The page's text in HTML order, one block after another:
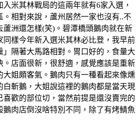
米其林戰局的這兩年就有6家入選，
。相對來說，蘆州居然一家也沒有..不
蘆洲還怎樣(笑)。碧潭橋頭鵝肉就在新
同樣今年新入選米其林必比登，我早前
」隔著大馬路相對。胃口好的，食量大
。店面很新，很舒適，感覺應該是重新
大姐頗客氣。鵝肉只有一種看起來像燻
白斬鵝，大姐說這裡的鵝肉都是當天現
喜歡的部位切，當然前提是還沒賣完的
肉店倒沒啥特別不同，除了有烤鯖魚